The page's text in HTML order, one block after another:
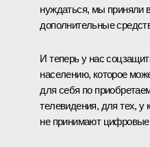
нуждаться, мы приняли
дополнительные
И теперь у нас
населению, которое
для себя по
телевидения, для тех, у
не принимают цифровые